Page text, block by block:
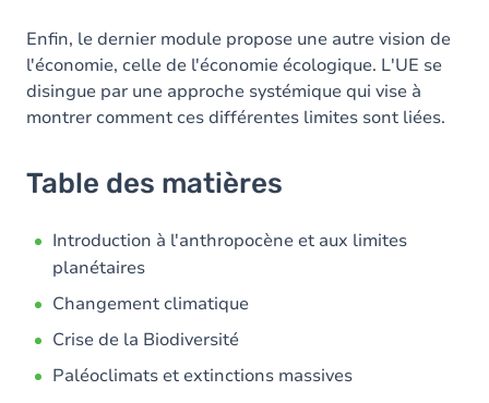
Enfin, le dernier module propose une autre vision de
l'économie, celle de l'économie écologique. L'UE se
disingue par une approche systémique qui vise à
montrer comment ces différentes limites sont liées.
Table des matières
Introduction à l'anthropocène et aux limites
planétaires
Changement climatique
Crise de la Biodiversité
Paléoclimats et extinctions massives